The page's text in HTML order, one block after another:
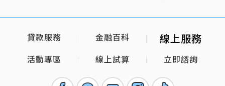
貸款服務 金融百科 線上服務
活動專區 線上試算 立即諮詢